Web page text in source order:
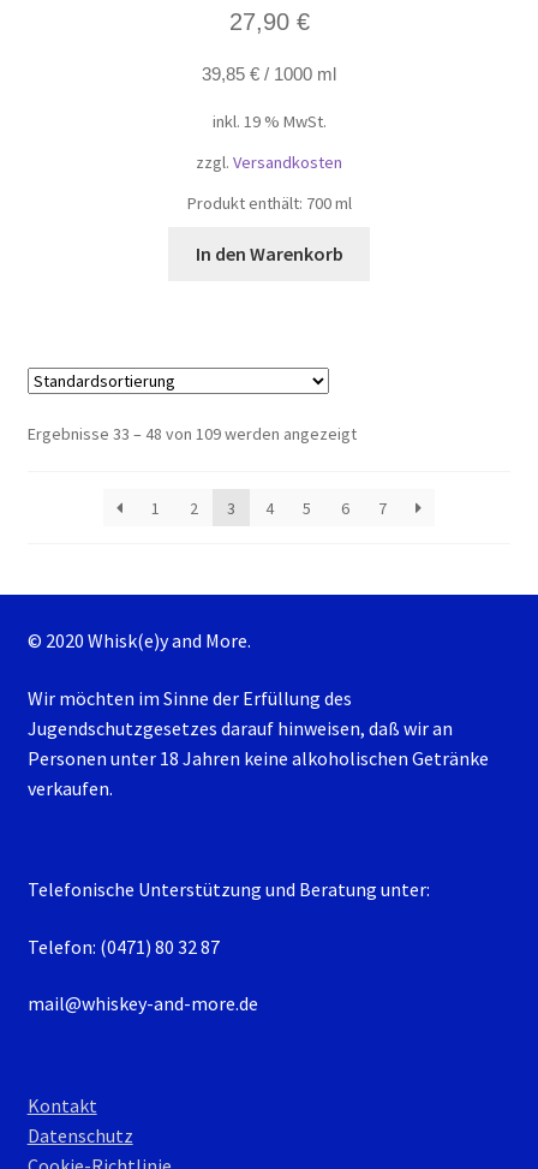
27,90 €
39,85 € / 1000 ml
inkl. 19 % MwSt.
zzgl. Versandkosten
Produkt enthält: 700ml
In den Warenkorb
Ergebnisse 33 – 48 von 109 werden angezeigt
1 2 3 4 5 6 7
© 2020 Whisk(e)y and More.
Wir möchten im Sinne der Erfüllung des
Jugendschutzgesetzes darauf hinweisen, daß wir an
Personen unter 18 Jahren keine alkoholischen Getränke
verkaufen.
Telefonische Unterstützung und Beratung unter:
Telefon: (0471) 80 32 87
mail@whiskey-and-more.de
Kontakt
Datenschutz